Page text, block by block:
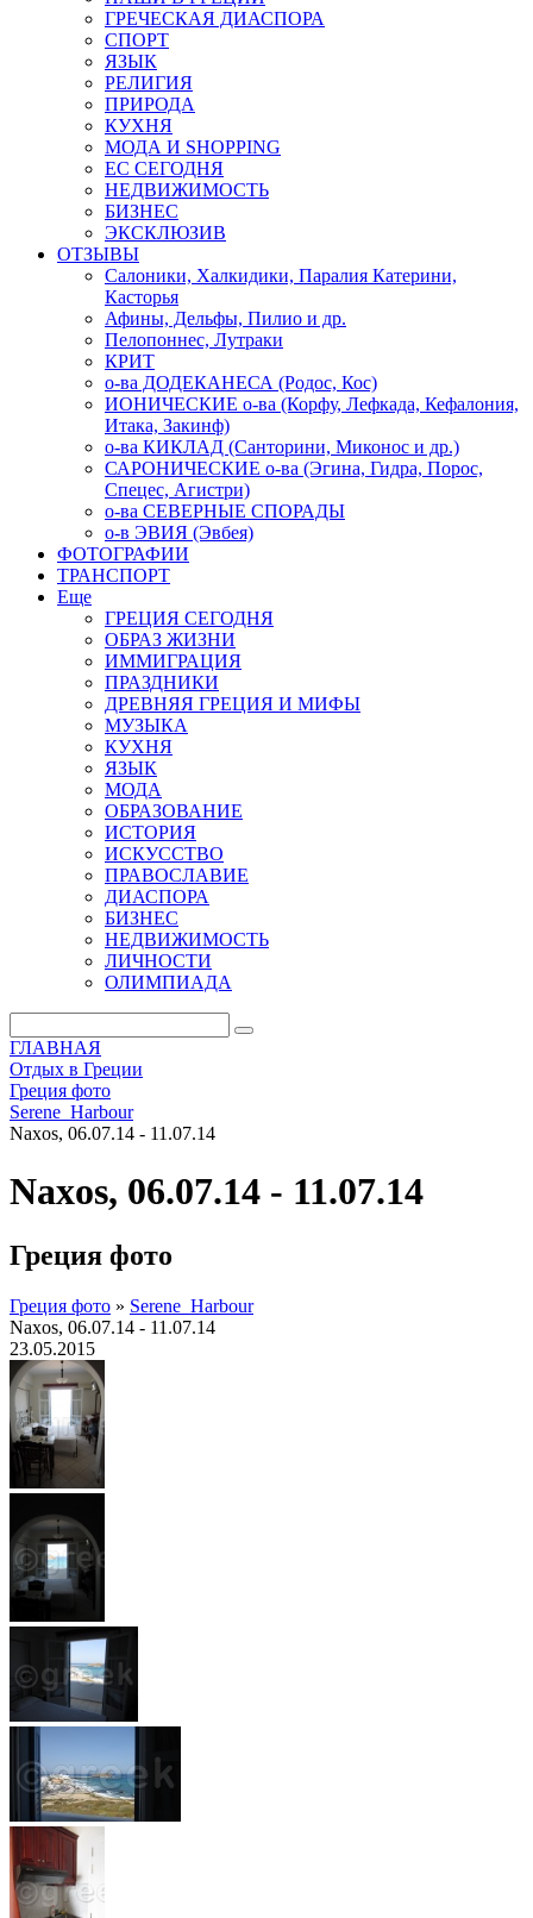
ГРЕЧЕСКАЯ ДИАСПОРА
СПОРТ
ЯЗЫК
РЕЛИГИЯ
ПРИРОДА
КУХНЯ
МОДА И SHOPPING
ЕС СЕГОДНЯ
НЕДВИЖИМОСТЬ
БИЗНЕС
ЭКСКЛЮЗИВ
ОТЗЫВЫ
Салоники, Халкидики, Паралия Катерини,
Касторья
Афины, Дельфы, Пилио и др.
Пелопоннес, Лутраки
КРИТ
о-ва ДОДЕКАНЕСА (Родос, Кос)
ИОНИЧЕСКИЕ о-ва (Корфу, Лефкада, Кефалония,
Итака, Закинф)
о-ва КИКЛАД (Санторини, Миконос и др.)
САРОНИЧЕСКИЕ о-ва (Эгина, Гидра, Порос,
Спецес, Агистри)
о-ва СЕВЕРНЫЕ СПОРАДЫ
о-в ЭВИЯ (Эвбея)
ФОТОГРАФИИ
ТРАНСПОРТ
Еще
ГРЕЦИЯ СЕГОДНЯ
ОБРАЗ ЖИЗНИ
ИММИГРАЦИЯ
ПРАЗДНИКИ
ДРЕВНЯЯ ГРЕЦИЯ И МИФЫ
МУЗЫКА
КУХНЯ
ЯЗЫК
МОДА
ОБРАЗОВАНИЕ
ИСТОРИЯ
ИСКУССТВО
ПРАВОСЛАВИЕ
ДИАСПОРА
БИЗНЕС
НЕДВИЖИМОСТЬ
ЛИЧНОСТИ
ОЛИМПИАДА
ГЛАВНАЯ
Отдых в Греции
Греция фото
Serene_Harbour
Naxos, 06.07.14 - 11.07.14
Naxos, 06.07.14 - 11.07.14
Греция фото
Греция фото » Serene_Harbour
Naxos, 06.07.14 - 11.07.14
23.05.2015